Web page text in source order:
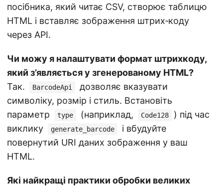
посібника, який читає CSV, створює таблицю
HTML і вставляє зображення штрих‑коду
через API.
Чи можу я налаштувати формат штрихкоду,
який з’являється у згенерованому HTML?
Так.
BarcodeApi
дозволяє вказувати
символіку, розмір і стиль. Встановіть
параметр
type (наприклад, Code128
) під час
виклику
generate_barcode
і вбудуйте
повернутий URI даних зображення у ваш
HTML.
Які найкращі практики обробки великих